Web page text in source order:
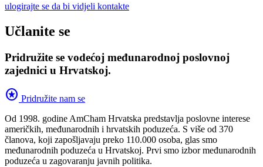
ulogirajte se da bi vidjeli kontakte
Učlanite se
Pridružite se vodećoj međunarodnoj poslovnoj
zajednici u Hrvatskoj.
stars Pridružite nam se
Od 1998. godine AmCham Hrvatska predstavlja poslovne interese
američkih, međunarodnih i hrvatskih poduzeća. S više od 370
članova, koji zapošljavaju preko 110.000 osoba, glas smo
međunarodnih poduzeća u Hrvatskoj. Prvi smo izbor međunarodnih
poduzeća u zagovaranju javnih politika.